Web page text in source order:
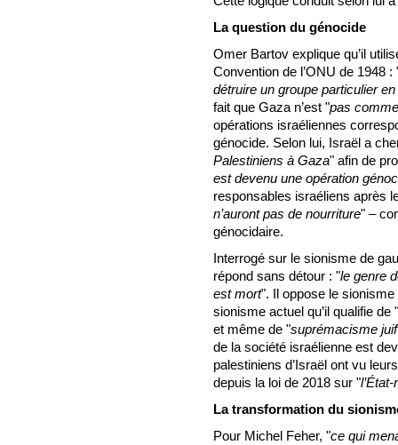
La question du génocide
Omer Bartov explique qu’il
Convention de l’ONU de 1948 :
détruire un groupe particulier
fait que Gaza n’est "pas
opérations israéliennes
génocide. Selon lui, Israël a
Palestiniens à Gaza" afin de
est devenu une opération
responsables israéliens après
n’auront pas de nourriture" –
génocidaire.
Interrogé sur le sionisme de
répond sans détour : "le genre
est mort". Il oppose le
sionisme actuel qu’il qualifie de "
et même de "suprémacisme juif
de la société israélienne est
palestiniens d’Israël ont vu
depuis la loi de 2018 sur "
La transformation du
Pour Michel Feher, "ce qui